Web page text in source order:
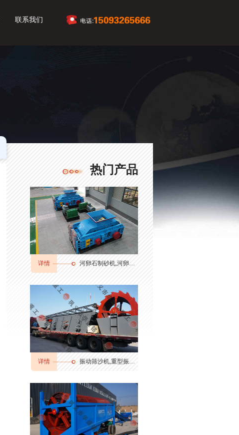
联系我们
热门产品
详情 河卵石制砂机,河卵石制砂机厂家,河卵石制砂机价格
详情 振动筛沙机,重型振动筛,振动筛分机